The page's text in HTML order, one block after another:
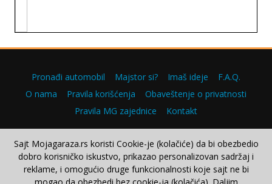
Pronađi automobil Majstor si? Imaš ideje
F.A.Q.
O nama
Pravila korišćenja
Obaveštenje o privatnosti
Pravila MG zajednice
Kontakt
Copyright © 2000–2026.
Sajt Mojagaraza.rs koristi Cookie-je (kolačiće) da bi obezbedio
dobro korisničko iskustvo, prikazao personalizovan sadržaj i
reklame, i omogućio druge funkcionalnosti koje sajt ne bi